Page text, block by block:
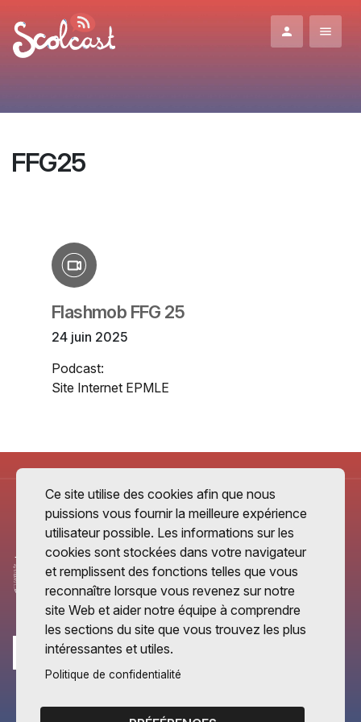
FFG25
Flashmob FFG 25
24 juin 2025
Podcast:
Site Internet EPMLE
Ce site utilise des cookies afin que nous
puissions vous fournir la meilleure expérience
utilisateur possible. Les informations sur les
cookies sont stockées dans votre navigateur
et remplissent des fonctions telles que vous
reconnaître lorsque vous revenez sur notre
site Web et aider notre équipe à comprendre
les sections du site que vous trouvez les plus
intéressantes et utiles.
Politique de confidentialité